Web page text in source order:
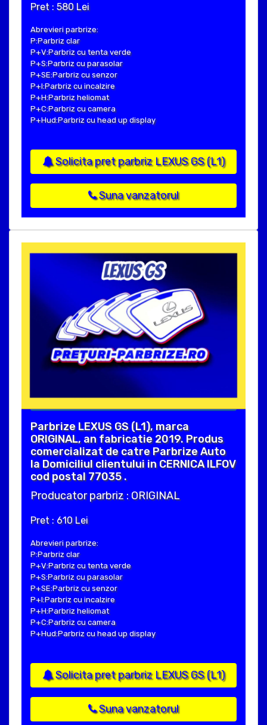
Pret : 580 Lei
Abrevieri parbrize:
P:Parbriz clar
P+V:Parbriz cu tenta verde
P+S:Parbriz cu parasolar
P+SE:Parbriz cu senzor
P+I:Parbriz cu incalzire
P+H:Parbriz heliomat
P+C:Parbriz cu camera
P+Hud:Parbriz cu head up display
Solicita pret parbriz LEXUS GS (L1)
Suna vanzatorul
Parbrize LEXUS GS (L1), marca
ORIGINAL, an fabricatie 2019. Produs
comercializat de catre Parbrize Auto
la Domiciliul clientului in CERNICA ILFOV
cod postal 77035 .
Producator parbriz : ORIGINAL
Pret : 610 Lei
Abrevieri parbrize:
P:Parbriz clar
P+V:Parbriz cu tenta verde
P+S:Parbriz cu parasolar
P+SE:Parbriz cu senzor
P+I:Parbriz cu incalzire
P+H:Parbriz heliomat
P+C:Parbriz cu camera
P+Hud:Parbriz cu head up display
Solicita pret parbriz LEXUS GS (L1)
Suna vanzatorul